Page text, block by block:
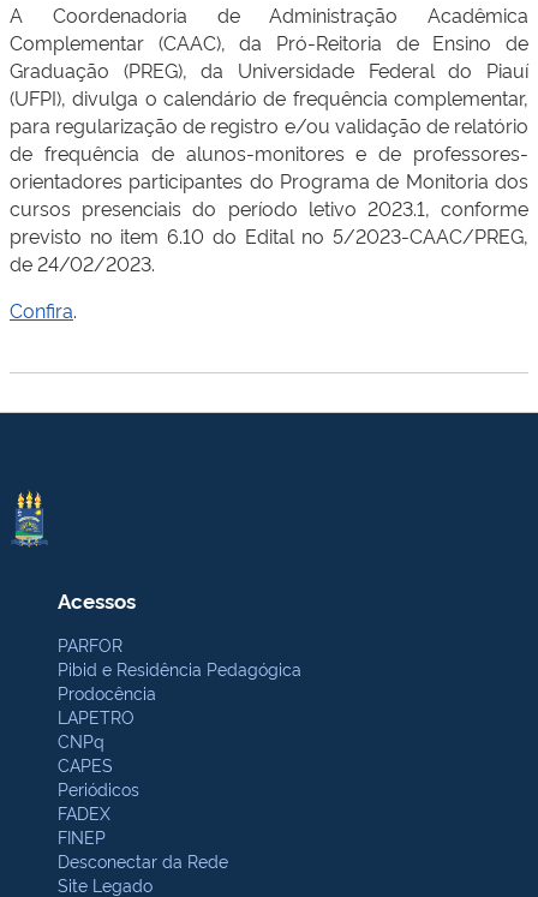
A Coordenadoria de Administração Acadêmica
Complementar (CAAC), da Pró-Reitoria de Ensino de
Graduação (PREG), da Universidade Federal do Piauí
(UFPI), divulga o calendário de frequência complementar,
para regularização de registro e/ou validação de relatório
de frequência de alunos-monitores e de professores-
orientadores participantes do Programa de Monitoria dos
cursos presenciais do período letivo 2023.1, conforme
previsto no item 6.10 do Edital no 5/2023-CAAC/PREG,
de 24/02/2023.
Confira.
Acessos
PARFOR
Pibid e Residência Pedagógica
Prodocência
LAPETRO
CNPq
CAPES
Periódicos
FADEX
FINEP
Desconectar da Rede
Site Legado